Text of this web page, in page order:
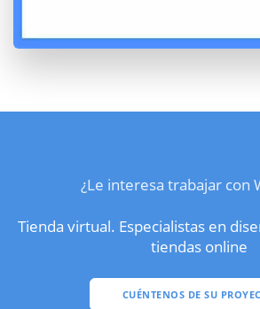
¿Le interesa trabajar con
Tienda virtual. Especialistas en
tiendas online
CUÉNTENOS DE SU